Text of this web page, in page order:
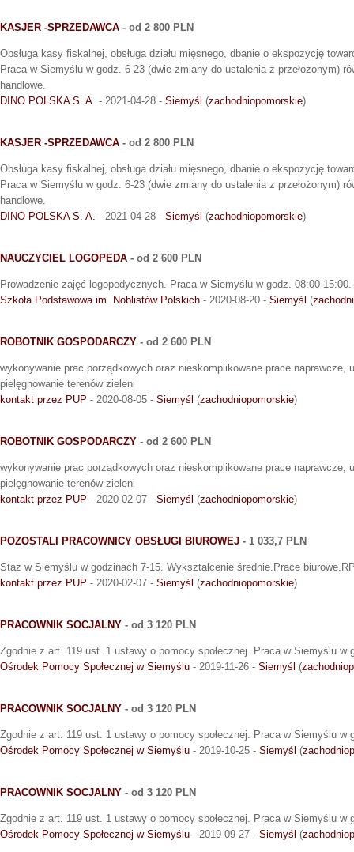
KASJER -SPRZEDAWCA - od 2 800 PLN
Obsługa kasy fiskalnej, obsługa działu mięsnego, dbanie o ekspozycję
Praca w Siemyślu w godz. 6-23 (dwie zmiany do ustalenia z przełożonym)
handlowe.
DINO POLSKA S. A. - 2021-04-28 - Siemyśl (zachodniopomorskie)
KASJER -SPRZEDAWCA - od 2 800 PLN
Obsługa kasy fiskalnej, obsługa działu mięsnego, dbanie o ekspozycję
Praca w Siemyślu w godz. 6-23 (dwie zmiany do ustalenia z przełożonym)
handlowe.
DINO POLSKA S. A. - 2021-04-28 - Siemyśl (zachodniopomorskie)
NAUCZYCIEL LOGOPEDA - od 2 600 PLN
Prowadzenie zajęć logopedycznych. Praca w Siemyślu w godz. 08:00-15:00.
Szkoła Podstawowa im. Noblistów Polskich - 2020-08-20 - Siemyśl (
ROBOTNIK GOSPODARCZY - od 2 600 PLN
wykonywanie prac porządkowych oraz nieskomplikowane prace
pielęgnowanie terenów zieleni
kontakt przez PUP - 2020-08-05 - Siemyśl (zachodniopomorskie)
ROBOTNIK GOSPODARCZY - od 2 600 PLN
wykonywanie prac porządkowych oraz nieskomplikowane prace
pielęgnowanie terenów zieleni
kontakt przez PUP - 2020-02-07 - Siemyśl (zachodniopomorskie)
POZOSTALI PRACOWNICY OBSŁUGI BIUROWEJ - 1 033,7 PLN
Staż w Siemyślu w godzinach 7-15. Wykształcenie średnie.Prace
kontakt przez PUP - 2020-02-07 - Siemyśl (zachodniopomorskie)
PRACOWNIK SOCJALNY - od 3 120 PLN
Zgodnie z art. 119 ust. 1 ustawy o pomocy społecznej. Praca w Siemyślu w
Ośrodek Pomocy Społecznej w Siemyślu - 2019-11-26 - Siemyśl (
PRACOWNIK SOCJALNY - od 3 120 PLN
Zgodnie z art. 119 ust. 1 ustawy o pomocy społecznej. Praca w Siemyślu w
Ośrodek Pomocy Społecznej w Siemyślu - 2019-10-25 - Siemyśl (
PRACOWNIK SOCJALNY - od 3 120 PLN
Zgodnie z art. 119 ust. 1 ustawy o pomocy społecznej. Praca w Siemyślu w
Ośrodek Pomocy Społecznej w Siemyślu - 2019-09-27 - Siemyśl (